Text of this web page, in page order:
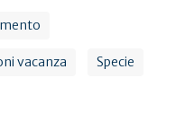
vacanza Specie